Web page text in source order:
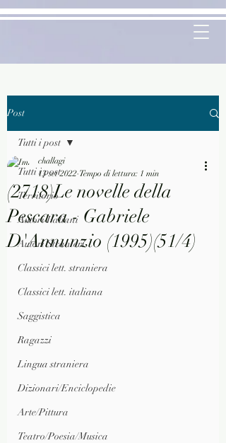
Post
Tutti i post
Territorio
Autori Italiani
Autori Stranieri
Classici lett. straniera
Classici lett. italiana
Saggistica
Ragazzi
Lingua straniera
Dizionari/Enciclopedie
Arte/Pittura
Teatro/Poesia/Musica
Tutti i post
(2718)Le novelle della
Pescara - Gabriele
D'Annunzio (1995)(51/4)
challagi
13 set 2022 Tempo di lettura: 1 min